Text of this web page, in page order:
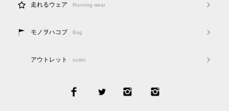
走れるウェア Running wear
モノヲハコブ Bag
アウトレット outlet